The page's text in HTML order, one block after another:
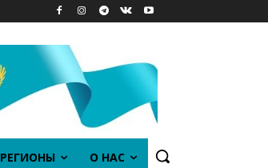
РЕГИОНЫ О НАС